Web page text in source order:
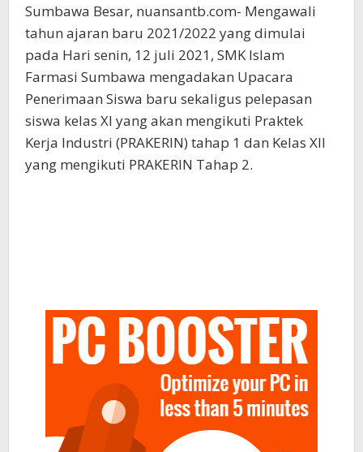
Sumbawa Besar, nuansantb.com- Mengawali
tahun ajaran baru 2021/2022 yang dimulai
pada Hari senin, 12 juli 2021, SMK Islam
Farmasi Sumbawa mengadakan Upacara
Penerimaan Siswa baru sekaligus pelepasan
siswa kelas XI yang akan mengikuti Praktek
Kerja Industri (PRAKERIN) tahap 1 dan Kelas XII
yang mengikuti PRAKERIN Tahap 2.